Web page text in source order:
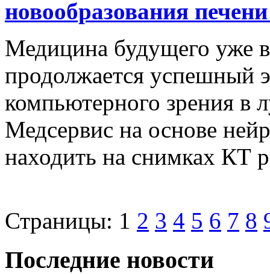
новообразования
Медицина будущего уже
продолжается успешный
компьютерного зрения в
Медсервис на основе
находить на снимках КТ
Страницы: 1 2 3 4 5 6 7 8
Последние новости